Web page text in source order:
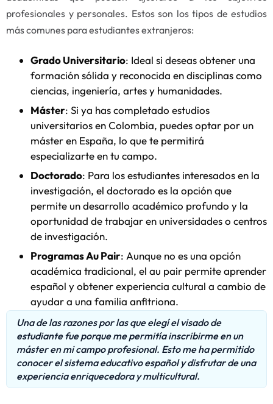
profesionales y personales. Estos son los tipos de estudios
más comunes para estudiantes extranjeros:
Grado Universitario: Ideal si deseas obtener una
formación sólida y reconocida en disciplinas como
ciencias, ingeniería, artes y humanidades.
Máster: Si ya has completado estudios
universitarios en Colombia, puedes optar por un
máster en España, lo que te permitirá
especializarte en tu campo.
Doctorado: Para los estudiantes interesados en la
investigación, el doctorado es la opción que
permite un desarrollo académico profundo y la
oportunidad de trabajar en universidades o centros
de investigación.
Programas Au Pair: Aunque no es una opción
académica tradicional, el au pair permite aprender
español y obtener experiencia cultural a cambio de
ayudar a una familia anfitriona.
Una de las razones por las que elegí el visado de
estudiante fue porque me permitía inscribirme en un
máster en mi campo profesional. Esto me ha permitido
conocer el sistema educativo español y disfrutar de una
experiencia enriquecedora y multicultural.